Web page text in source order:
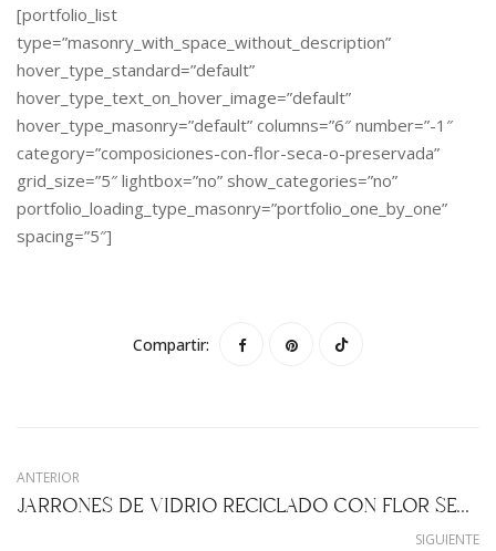
[portfolio_list
type=”masonry_with_space_without_description”
hover_type_standard=”default”
hover_type_text_on_hover_image=”default”
hover_type_masonry=”default” columns=”6″ number=”-1″
category=”composiciones-con-flor-seca-o-preservada”
grid_size=”5″ lightbox=”no” show_categories=”no”
portfolio_loading_type_masonry=”portfolio_one_by_one”
spacing=”5″]
Compartir:
ANTERIOR
JARRONES DE VIDRIO RECICLADO CON FLOR SECA
SIGUIENTE